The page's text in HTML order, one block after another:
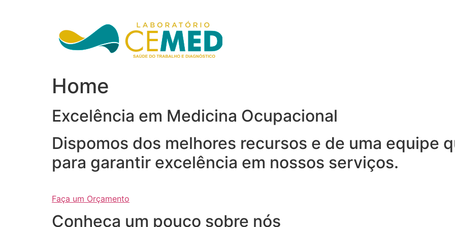
Home
Excelência em Medicina Ocupacional
Dispomos dos melhores recursos e de uma equipe
para garantir excelência em nossos serviços.
Faça um Orçamento
Conheça um pouco sobre nós